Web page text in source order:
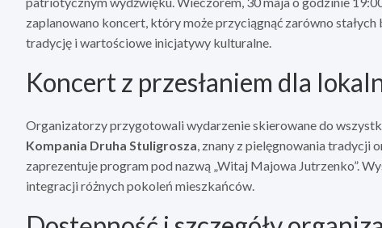
zaplanowano koncert, który może przyciągnąć zarówno
tradycję i wartościowe inicjatywy kulturalne.
Koncert z przesłaniem dla
Organizatorzy przygotowali wydarzenie skierowane do
Kompania Druha Stuligrosza, znany z pielęgnowania tradycji
zaprezentuje program pod nazwą „Witaj Majowa Jutrzenko”.
integracji różnych pokoleń mieszkańców.